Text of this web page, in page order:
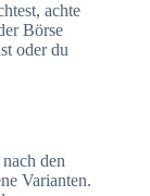
achte
Börse
oder du
den
Varianten.